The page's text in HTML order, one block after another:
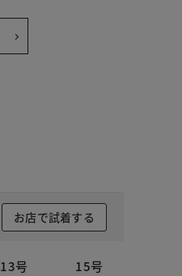
お店で試着する
13号 15号